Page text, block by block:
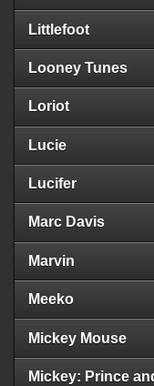
Littlefoot
Looney Tunes
Loriot
Lucie
Lucifer
Marc Davis
Marvin
Meeko
Mickey Mouse
Mickey: Prince